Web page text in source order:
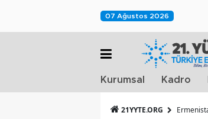
07 Ağustos 2026
Kurumsal Kadro
21YYTE.ORG